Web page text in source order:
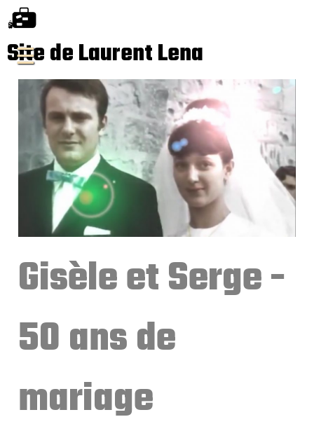
Site de Laurent Lena
Gisèle et Serge -
50 ans de
mariage